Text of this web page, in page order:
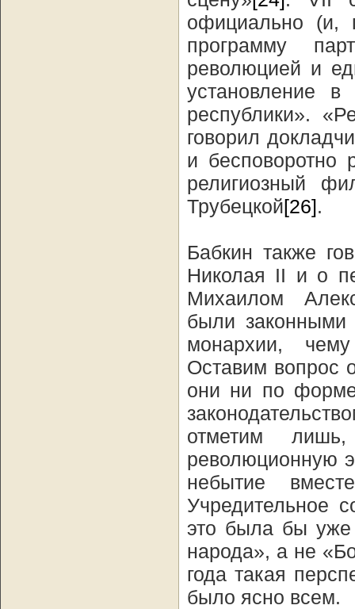
официально (и,
программу
революцией и
установление в
республики».
говорил
и бесповоротно
религиозный
Трубецкой[26].
Бабкин также
Николая II и о
Михаилом
были законными
монархии,
Оставим вопрос
они ни по
отметим
революционную
небытие
Учредительное
это была бы уже
народа», а не
года такая
было ясно всем.